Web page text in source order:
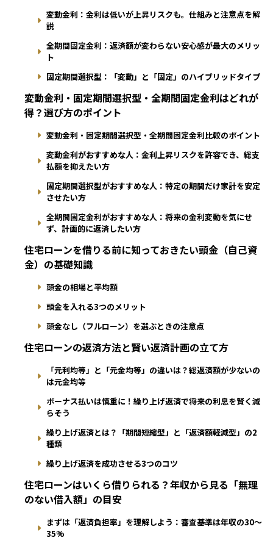
変動金利：金利は低いが上昇リスクも。仕組みと注意点を解
説
全期間固定金利：返済額が変わらない安心感が最大のメリッ
ト
固定期間選択型：「変動」と「固定」のハイブリッドタイプ
変動金利・固定期間選択型・全期間固定金利はどれが
得？選び方のポイント
変動金利・固定期間選択型・全期間固定金利比較のポイント
変動金利がおすすめな人：金利上昇リスクを許容でき、総支
払額を抑えたい方
固定期間選択型がおすすめな人：特定の期間だけ家計を安定
させたい方
全期間固定金利がおすすめな人：将来の金利変動を気にせ
ず、計画的に返済したい方
住宅ローンを借りる前に知っておきたい頭金（自己資
金）の基礎知識
頭金の相場と平均額
頭金を入れる3つのメリット
頭金なし（フルローン）を選ぶときの注意点
住宅ローンの返済方法と賢い返済計画の立て方
「元利均等」と「元金均等」の違いは？総返済額が少ないの
は元金均等
ボーナス払いは慎重に！繰り上げ返済で将来の利息を賢く減
らそう
繰り上げ返済とは？「期間短縮型」と「返済額軽減型」の2
種類
繰り上げ返済を成功させる3つのコツ
住宅ローンはいくら借りられる？年収から見る「無理
のない借入額」の目安
まずは「返済負担率」を理解しよう：審査基準は年収の30〜
35%